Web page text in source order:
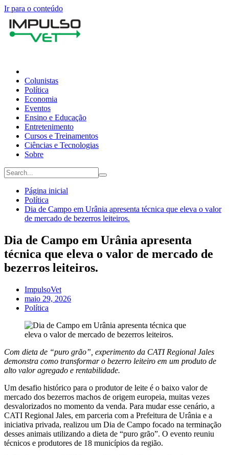
Ir para o conteúdo
Colunistas
Política
Economia
Eventos
Ensino e Educação
Entretenimento
Cursos e Treinamentos
Ciências e Tecnologias
Sobre
Página inicial
Política
Dia de Campo em Urânia apresenta técnica que eleva o valor
de mercado de bezerros leiteiros.
Dia de Campo em Urânia apresenta
técnica que eleva o valor de mercado de
bezerros leiteiros.
ImpulsoVet
maio 29, 2026
Política
Com dieta de “puro grão”, experimento da CATI Regional Jales
demonstra como transformar o bezerro leiteiro em um produto de
alto valor agregado e rentabilidade.
Um desafio histórico para o produtor de leite é o baixo valor de
mercado dos bezerros machos de origem europeia, muitas vezes
desvalorizados no momento da venda. Para mudar esse cenário, a
CATI Regional Jales, em parceria com a Prefeitura de Urânia e a
iniciativa privada, realizou um Dia de Campo focado na terminação
desses animais utilizando a dieta de “puro grão”. O evento reuniu
técnicos e produtores de 18 municípios da região.